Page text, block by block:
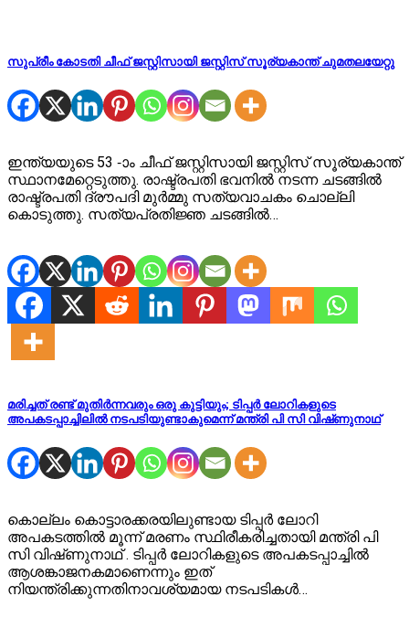
സുപ്രീം കോടതി ചീഫ് ജസ്റ്റിസായി ജസ്റ്റിസ് സൂര്യകാന്ത് ചുമതലയേറ്റു
ഇന്ത്യയുടെ 53 -ാം ചീഫ് ജസ്റ്റിസായി ജസ്റ്റിസ് സൂര്യകാന്ത്
സ്ഥാനമേറ്റെടുത്തു. രാഷ്ട്രപതി ഭവനിൽ നടന്ന ചടങ്ങിൽ
രാഷ്ട്രപതി ദ്രൗപദി മുർമ്മു സത്യവാചകം ചൊല്ലി
കൊടുത്തു. സത്യപ്രതിജ്ഞ ചടങ്ങിൽ…
മരിച്ചത് രണ്ട് മുതിർന്നവരും ഒരു കുട്ടിയും; ടിപ്പർ ലോറികളുടെ
അപകടപ്പാച്ചിലിൽ നടപടിയുണ്ടാകുമെന്ന് മന്ത്രി പി സി വിഷ്‌ണുനാഥ്‌
കൊല്ലം കൊട്ടാരക്കരയിലുണ്ടായ ടിപ്പർ ലോറി
അപകടത്തിൽ മൂന്ന് മരണം സ്ഥിരീകരിച്ചതായി മന്ത്രി പി
സി വിഷ്‌ണുനാഥ്‌ . ടിപ്പർ ലോറികളുടെ അപകടപ്പാച്ചിൽ
ആശങ്കാജനകമാണെന്നും ഇത്
നിയന്ത്രിക്കുന്നതിനാവശ്യമായ നടപടികൾ…